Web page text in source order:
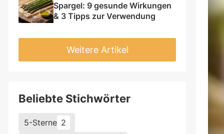
bringen besondere Würze und
und Frische entscheiden, ob
enttäuscht.
Aromen und weniger Säure.
grob für Rubs.
sich für feine Nuancen und
Während er als Getränk oft
Spargel: 9 gesunde Wirkungen
& 3 Tipps zur Verwendung
Weitere Artikel
Beliebte Stichwörter
5-Sterne 2